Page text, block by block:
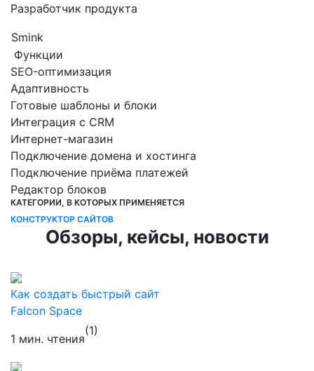
Разработчик продукта
Smink
Функции
SEO-оптимизация
Адаптивность
Готовые шаблоны и блоки
Интеграция с CRM
Интернет-магазин
Подключение домена и хостинга
Подключение приёма платежей
Редактор блоков
КАТЕГОРИИ, В КОТОРЫХ ПРИМЕНЯЕТСЯ
КОНСТРУКТОР САЙТОВ
Обзоры, кейсы, новости
Как создать быстрый сайт
Falcon Space
1 мин. чтения
(1)